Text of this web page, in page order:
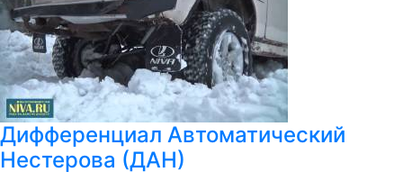
Дифференциал Автоматический
Нестерова (ДАН)